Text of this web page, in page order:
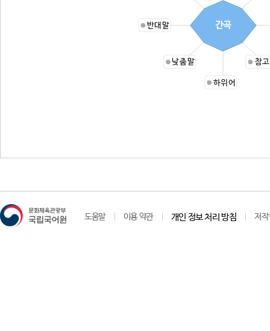
참
하위어
낮춤말
반대말 간곡
도움말 이용 약관 개인 정보 처리 방침 저